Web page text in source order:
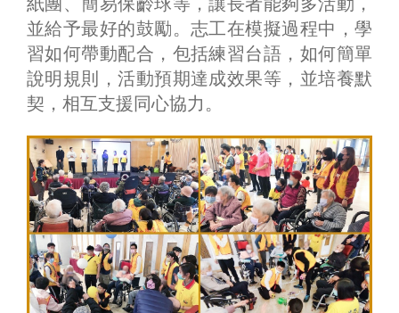
紙團、簡易保齡球等，讓長者能夠多活動，
並給予最好的鼓勵。志工在模擬過程中，學
習如何帶動配合，包括練習台語，如何簡單
說明規則，活動預期達成效果等，並培養默
契，相互支援同心協力。